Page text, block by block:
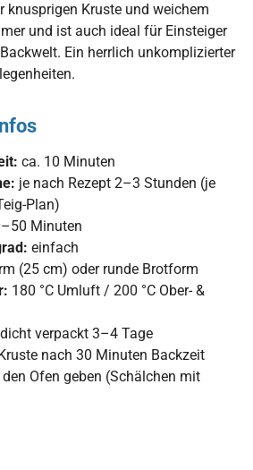
knusprigen Kruste und weichem
und ist auch ideal für Einsteiger
Ein herrlich unkomplizierter
ca. 10 Minuten
je nach Rezept 2–3 Stunden (je
Plan)
Minuten
einfach
(25 cm) oder runde Brotform
180 °C Umluft / 200 °C Ober- &
verpackt 3–4 Tage
nach 30 Minuten Backzeit
Ofen geben (Schälchen mit